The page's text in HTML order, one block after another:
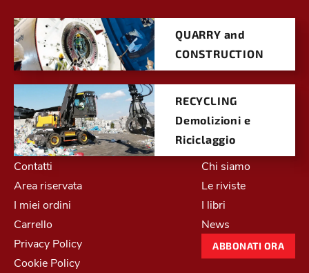
QUARRY and
CONSTRUCTION
RECYCLING
Demolizioni e
Riciclaggio
Contatti
Area riservata
I miei ordini
Carrello
Privacy Policy
Cookie Policy
Chi siamo
Le riviste
I libri
News
ABBONATI ORA